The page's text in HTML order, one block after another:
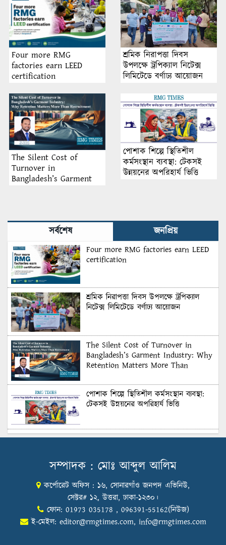
Four more RMG
factories earn LEED
certification
শ্রমিক নিরাপত্তা দিবস
উপলক্ষে ট্রপিক্যাল নিটেক্স
লিমিটেডে বর্ণাঢ্য আয়োজন
The Silent Cost of
Turnover in
Bangladesh’s Garment
পোশাক শিল্পে স্থিতিশীল
কর্মসংস্থান ব্যবস্থা: টেকসই
উন্নয়নের অপরিহার্য ভিত্তি
সর্বশেষ জনপ্রিয়
Four more RMG factories earn LEED
certification
শ্রমিক নিরাপত্তা দিবস উপলক্ষে ট্রপিক্যাল
নিটেক্স লিমিটেডে বর্ণাঢ্য আয়োজন
The Silent Cost of Turnover in
Bangladesh’s Garment Industry: Why
Retention Matters More Than
পোশাক শিল্পে স্থিতিশীল কর্মসংস্থান ব্যবস্থা:
টেকসই উন্নয়নের অপরিহার্য ভিত্তি
শুল্কের দেয়াল ভাঙার সুযোগ: মার্কিন বাজারে
Honoring Excellence: Texstream
Fashion Ltd. Rewards Best Workers–
2026
সম্পাদক : মোঃ আব্দুল আলিম
কর্পোরেট অফিস : ১৬, সোনারগাঁও জনপদ এভিনিউ,
সেক্টর# ১২, উত্তরা, ঢাকা-১২৩০।
ফোন: 01973 035178 , 096391-55162(নিউজ)
ই-মেইল: editor@rmgtimes.com, info@rmgtimes.com